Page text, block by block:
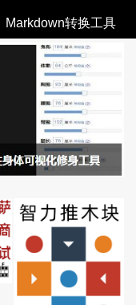
Markdown转换工具
全部文章